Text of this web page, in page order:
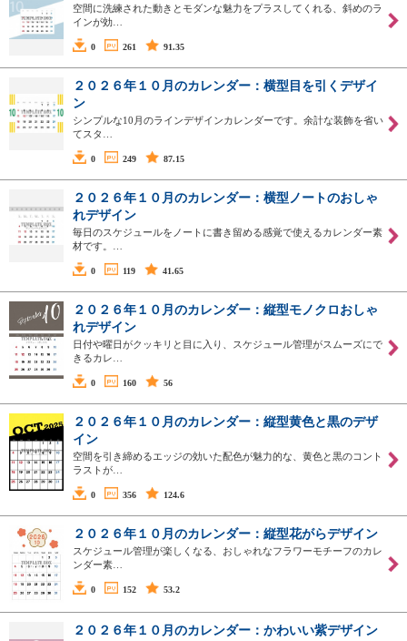
空間に洗練された動きとモダンな魅力をプラスしてくれる、斜めのラ
インが効…
0 261 91.35
２０２６年１０月のカレンダー：横型目を引くデザイ
ン
シンプルな10月のラインデザインカレンダーです。余計な装飾を省い
てスタ…
0 249 87.15
２０２６年１０月のカレンダー：横型ノートのおしゃ
れデザイン
毎日のスケジュールをノートに書き留める感覚で使えるカレンダー素
材です。…
0 119 41.65
２０２６年１０月のカレンダー：縦型モノクロおしゃ
れデザイン
日付や曜日がクッキリと目に入り、スケジュール管理がスムーズにで
きるカレ…
0 160 56
２０２６年１０月のカレンダー：縦型黄色と黒のデザ
イン
空間を引き締めるエッジの効いた配色が魅力的な、黄色と黒のコント
ラストが…
0 356 124.6
２０２６年１０月のカレンダー：縦型花がらデザイン
スケジュール管理が楽しくなる、おしゃれなフラワーモチーフのカレ
ンダー素…
0 152 53.2
２０２６年１０月のカレンダー：かわいい紫デザイン